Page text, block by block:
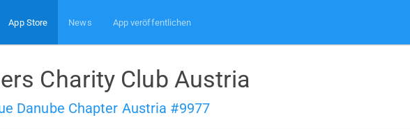
App Store News App veröffentlichen
Charity Club Austria
Danube Chapter Austria #9977